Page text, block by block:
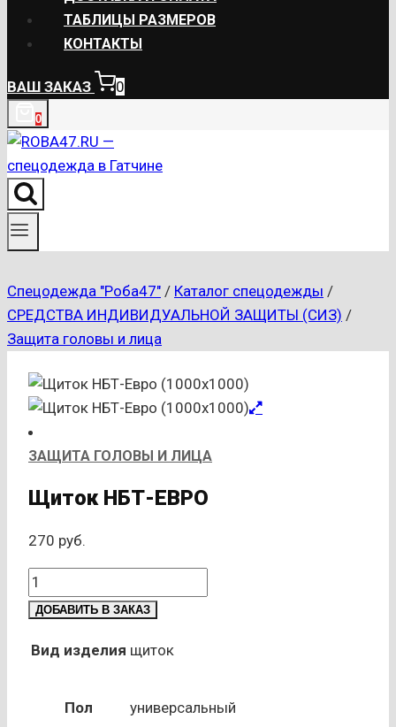
ТАБЛИЦЫ РАЗМЕРОВ
КОНТАКТЫ
ВАШ ЗАКАЗ 0
0
Спецодежда "Роба47" / Каталог спецодежды /
СРЕДСТВА ИНДИВИДУАЛЬНОЙ ЗАЩИТЫ (СИЗ) /
Защита головы и лица
ЗАЩИТА ГОЛОВЫ И ЛИЦА
Щиток НБТ-ЕВРО
270 руб.
Количество
товара
НБТ-
ДОБАВИТЬ В ЗАКАЗ
Вид изделия щиток
Пол универсальный